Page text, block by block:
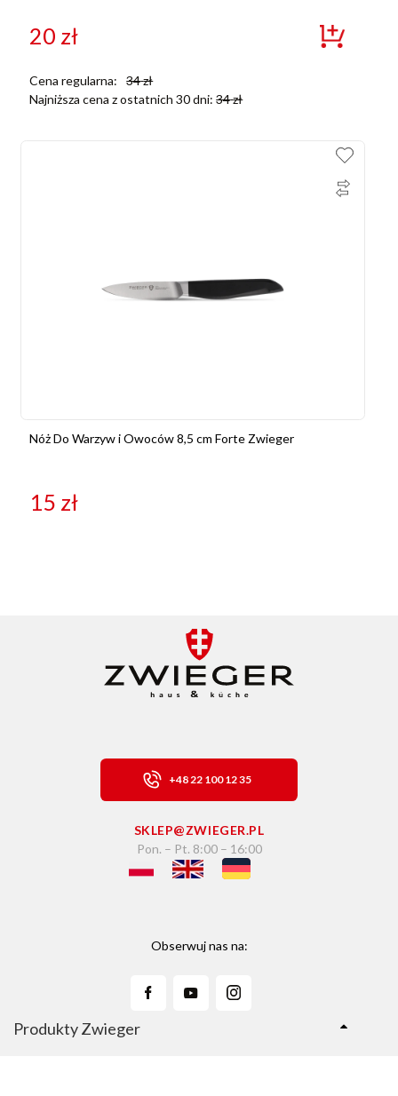
20 zł
Cena regularna: 34zł
Najniższa cena z ostatnich 30 dni:34zł
Nóż Do Warzyw i Owoców 8,5 cm Forte Zwieger
15 zł
+48 22 100 12 35
SKLEP@ZWIEGER.PL
Pon. – Pt. 8:00 – 16:00
Obserwuj nas na:
Produkty Zwieger